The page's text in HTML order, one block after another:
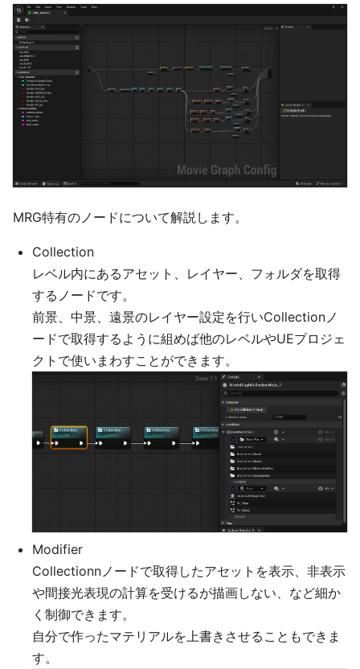
MRG特有のノードについて解説します。
Collection
レベル内にあるアセット、レイヤー、フォルダを取得
するノードです。
前景、中景、遠景のレイヤー設定を行いCollectionノ
ードで取得するように組めば他のレベルやUEプロジェ
クトで使いまわすことができます。
Modifier
Collectionnノードで取得したアセットを表示、非表示
や間接光表現の計算を受けるが描画しない、など細か
く制御できます。
自分で作ったマテリアルを上書きさせることもできま
す。